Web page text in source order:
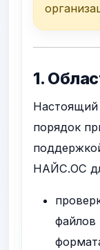
1.
Настоящий
порядок
НАЙС.ОС
файлов